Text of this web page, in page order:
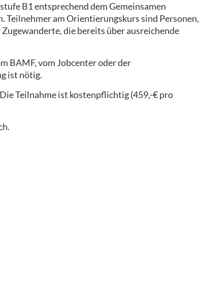
B1 entsprechend dem Gemeinsamen
Teilnehmer am Orientierungskurs sind Personen,
die bereits über ausreichende
BAMF, vom Jobcenter oder der
ist nötig.
Teilnahme ist kostenpflichtig (459,-€ pro